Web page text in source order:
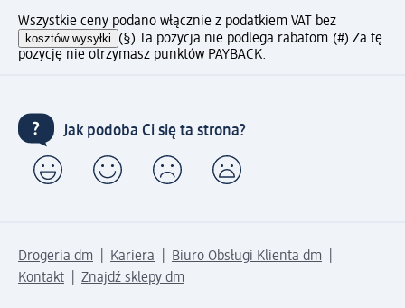
Wszystkie ceny podano włącznie z podatkiem VAT bez
kosztów wysyłki (§) Ta pozycja nie podlega rabatom.(#) Za tę
pozycję nie otrzymasz punktów PAYBACK.
Jak podoba Ci się ta strona?
Drogeria dm Kariera
Biuro Obsługi Klienta dm
Kontakt
Znajdź sklepy dm